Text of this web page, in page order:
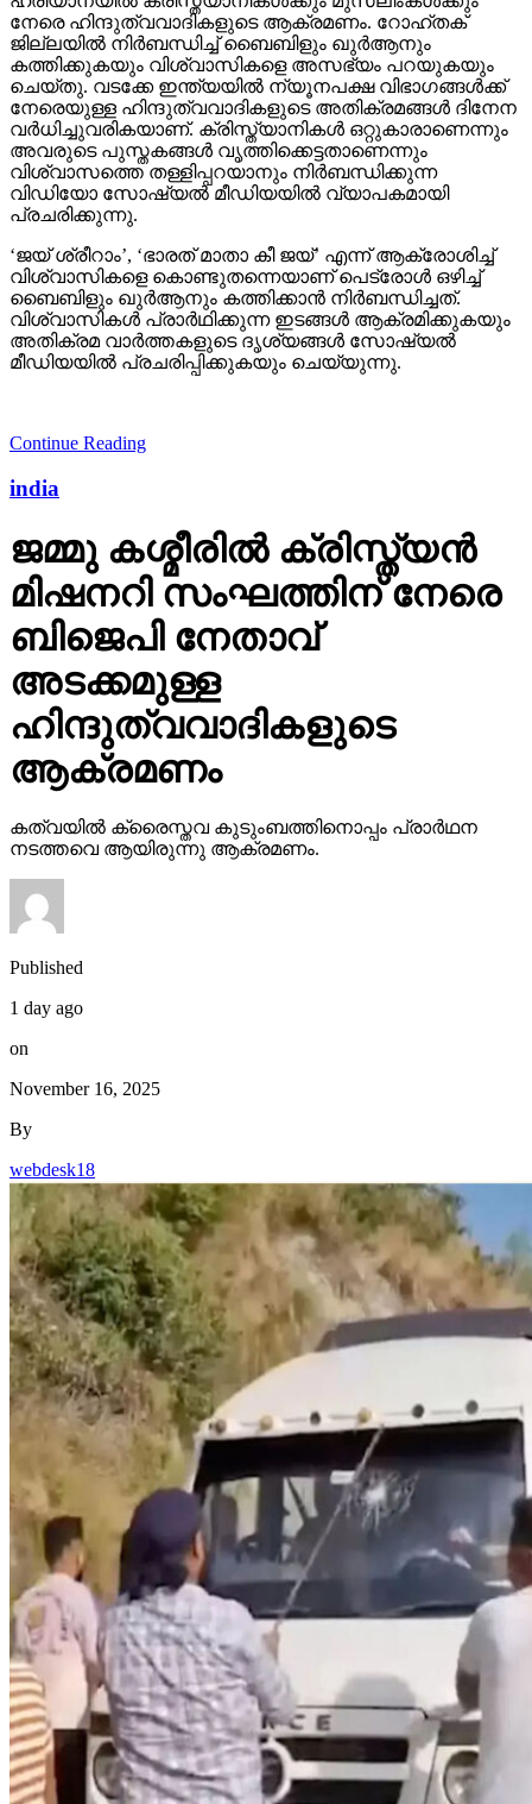
നേരെ ഹിന്ദുത്വവാദികളുടെ ആക്രമണം. റോഹ്തക്
ജില്ലയില്‍ നിര്‍ബന്ധിച്ച് ബൈബിളും ഖുര്‍ആനും
കത്തിക്കുകയും വിശ്വാസികളെ അസഭ്യം പറയുകയും
ചെയ്തു. വടക്കേ ഇന്ത്യയില്‍ ന്യൂനപക്ഷ വിഭാഗങ്ങള്‍ക്ക്
നേരെയുള്ള ഹിന്ദുത്വവാദികളുടെ അതിക്രമങ്ങള്‍ ദിനേന
വര്‍ധിച്ചുവരികയാണ്. ക്രിസ്ത്യാനികള്‍ ഒറ്റുകാരാണെന്നും
അവരുടെ പുസ്തകങ്ങള്‍ വൃത്തിക്കെട്ടതാണെന്നും
വിശ്വാസത്തെ തള്ളിപ്പറയാനും നിര്‍ബന്ധിക്കുന്ന
വിഡിയോ സോഷ്യല്‍ മീഡിയയില്‍ വ്യാപകമായി
പ്രചരിക്കുന്നു.
‘ജയ് ശ്രീറാം’, ‘ഭാരത് മാതാ കീ ജയ്’ എന്ന് ആക്രോശിച്ച്
വിശ്വാസികളെ കൊണ്ടുതന്നെയാണ് പെട്രോള്‍ ഒഴിച്ച്
ബൈബിളും ഖുര്‍ആനും കത്തിക്കാന്‍ നിര്‍ബന്ധിച്ചത്.
വിശ്വാസികള്‍ പ്രാര്‍ഥിക്കുന്ന ഇടങ്ങള്‍ ആക്രമിക്കുകയും
അതിക്രമ വാര്‍ത്തകളുടെ ദൃശ്യങ്ങള്‍ സോഷ്യല്‍
മീഡിയയില്‍ പ്രചരിപ്പിക്കുകയും ചെയ്യുന്നു.
Continue Reading
india
ജമ്മു കശ്മീരില്‍ ക്രിസ്ത്യന്‍
മിഷനറി സംഘത്തിന് നേരെ
ബിജെപി നേതാവ്
അടക്കമുള്ള
ഹിന്ദുത്വവാദികളുടെ
ആക്രമണം
കത്വയില്‍ ക്രൈസ്തവ കുടുംബത്തിനൊപ്പം പ്രാര്‍ഥന
നടത്തവെ ആയിരുന്നു ആക്രമണം.
Published
1 day ago
on
November 16, 2025
By
webdesk18